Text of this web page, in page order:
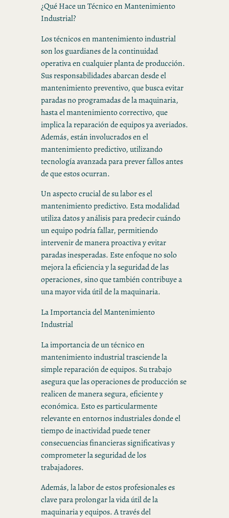
¿Qué Hace un Técnico en Mantenimiento
Industrial?
Los técnicos en mantenimiento industrial
son los guardianes de la continuidad
operativa en cualquier planta de producción.
Sus responsabilidades abarcan desde el
mantenimiento preventivo, que busca evitar
paradas no programadas de la maquinaria,
hasta el mantenimiento correctivo, que
implica la reparación de equipos ya averiados.
Además, están involucrados en el
mantenimiento predictivo, utilizando
tecnología avanzada para prever fallos antes
de que estos ocurran.
Un aspecto crucial de su labor es el
mantenimiento predictivo. Esta modalidad
utiliza datos y análisis para predecir cuándo
un equipo podría fallar, permitiendo
intervenir de manera proactiva y evitar
paradas inesperadas. Este enfoque no solo
mejora la eficiencia y la seguridad de las
operaciones, sino que también contribuye a
una mayor vida útil de la maquinaria.
La Importancia del Mantenimiento
Industrial
La importancia de un técnico en
mantenimiento industrial trasciende la
simple reparación de equipos. Su trabajo
asegura que las operaciones de producción se
realicen de manera segura, eficiente y
económica. Esto es particularmente
relevante en entornos industriales donde el
tiempo de inactividad puede tener
consecuencias financieras significativas y
comprometer la seguridad de los
trabajadores.
Además, la labor de estos profesionales es
clave para prolongar la vida útil de la
maquinaria y equipos. A través del